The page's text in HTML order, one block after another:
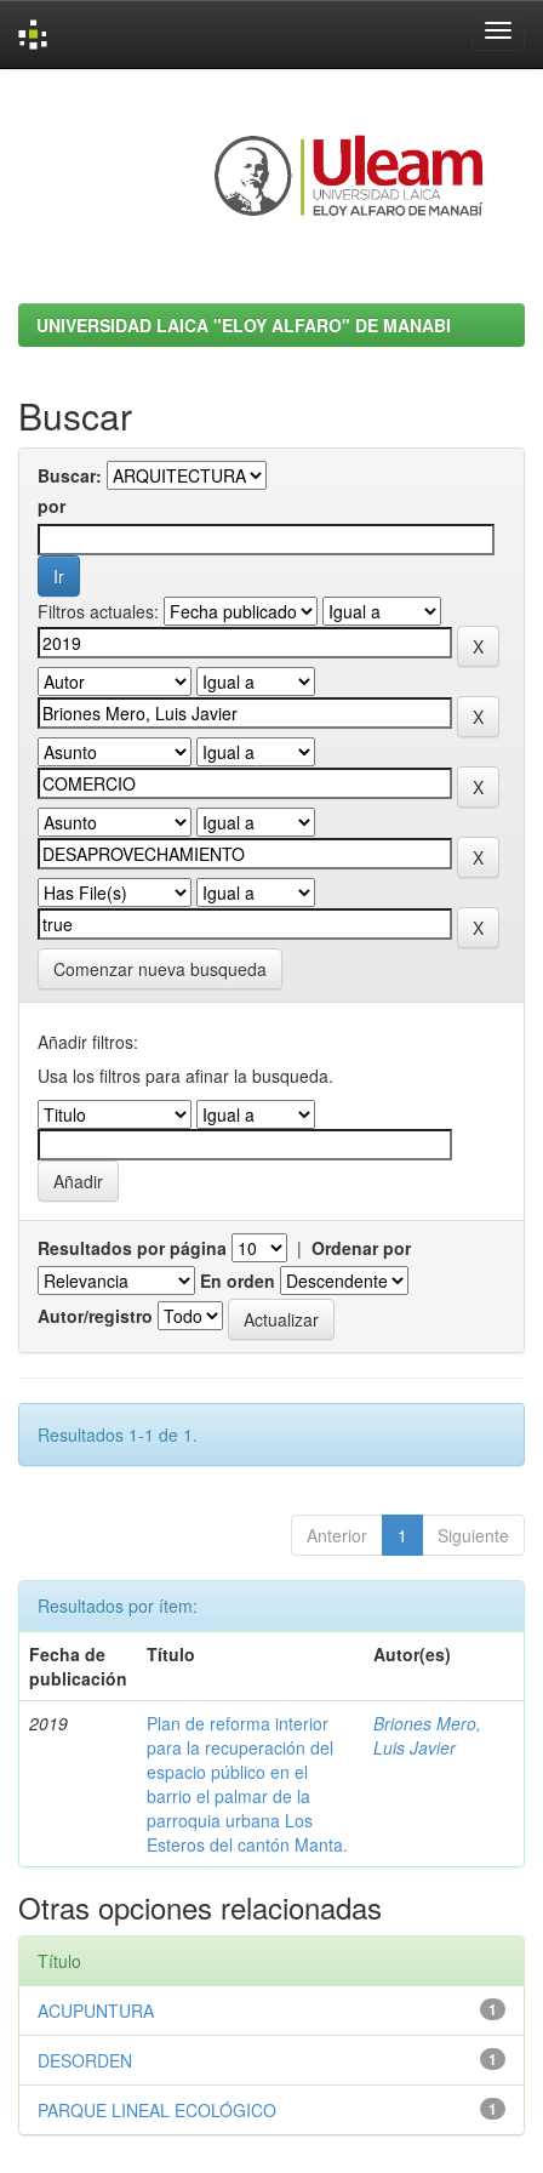
UNIVERSIDAD LAICA "ELOY ALFARO" DE MANABI
Buscar
Buscar:
por
Filtros actuales:
Comenzar nueva busqueda
Añadir filtros:
Usa los filtros para afinar la busqueda.
Resultados por página | Ordenar por
En orden
Autor/registro
Resultados 1-1 de 1.
Anterior 1 Siguiente
Resultados por ítem:
Fecha de
publicación
Título Autor(es)
2019
Plan de reforma interior
para la recuperación del
espacio público en el
barrio el palmar de la
parroquia urbana Los
Esteros del cantón Manta.
Briones Mero,
Luis Javier
Otras opciones relacionadas
Título
1
ACUPUNTURA
1
DESORDEN
1
PARQUE LINEAL ECOLÓGICO